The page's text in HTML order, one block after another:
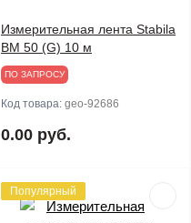
Измерительная лента Stabila
BM 50 (G) 10 м
ПО ЗАПРОСУ
Код товара: geo-92686
0.00 руб.
Популярный